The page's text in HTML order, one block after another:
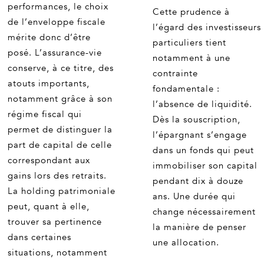
performances, le choix
de l’enveloppe fiscale
mérite donc d’être
posé. L’assurance-vie
conserve, à ce titre, des
atouts importants,
notamment grâce à son
régime fiscal qui
permet de distinguer la
part de capital de celle
correspondant aux
gains lors des retraits.
La holding patrimoniale
peut, quant à elle,
trouver sa pertinence
dans certaines
situations, notamment
Cette prudence à
l’égard des investisseurs
particuliers tient
notamment à une
contrainte
fondamentale :
l’absence de liquidité.
Dès la souscription,
l’épargnant s’engage
dans un fonds qui peut
immobiliser son capital
pendant dix à douze
ans. Une durée qui
change nécessairement
la manière de penser
une allocation.